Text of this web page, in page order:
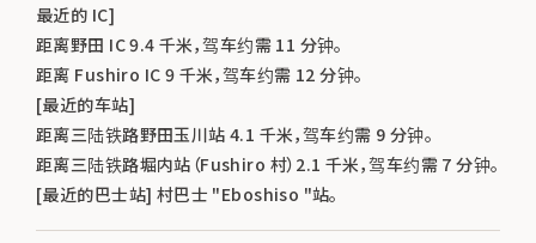
最近的 IC]
距离野田 IC 9.4 千米，驾车约需 11 分钟。
距离 Fushiro IC 9 千米，驾车约需 12 分钟。
[最近的车站]
距离三陆铁路野田玉川站 4.1 千米，驾车约需 9 分钟。
距离三陆铁路堀内站（Fushiro 村）2.1 千米，驾车约需 7 分钟。
[最近的巴士站] 村巴士 "Eboshiso "站。